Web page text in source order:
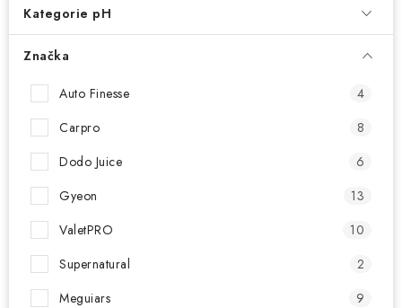
PRODÁVANÉ ZNAČKY
BYDLENÍ
Podmínky ochrany osobních údajů
Kategorie pH
Značka
Auto Finesse
4
Carpro
8
Dodo Juice
6
Gyeon
13
ValetPRO
10
Supernatural
2
Meguiars
9